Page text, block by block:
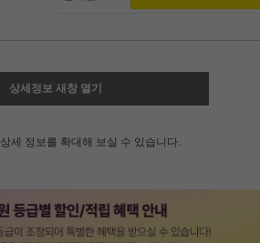
상세정보 새창 열기
상세 정보를 확대해 보실 수 있습니다.